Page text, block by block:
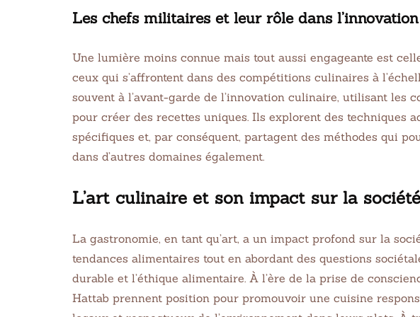
Les chefs militaires et leur rôle dans
Une lumière moins connue mais tout aussi engageante est
ceux qui s’affrontent dans des compétitions culinaires à
souvent à l’avant-garde de l’innovation culinaire, utilisant les
pour créer des recettes uniques. Ils explorent des techniques
spécifiques et, par conséquent, partagent des méthodes qui
dans d’autres domaines également.
L’art culinaire et son impact sur la société
La gastronomie, en tant qu’art, a un impact profond sur la
tendances alimentaires tout en abordant des questions
durable et l’éthique alimentaire. À l’ère de la prise de
Hattab prennent position pour promouvoir une cuisine
EASY
Recipes for You If You
1 juin 2021 32 min Cook
Chicken